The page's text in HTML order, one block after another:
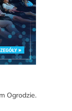
Ogrodzie.